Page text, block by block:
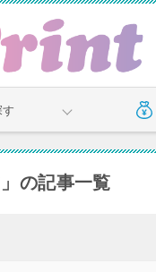
の記事一覧